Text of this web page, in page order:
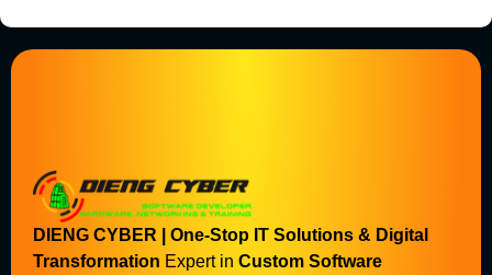
DIENG CYBER | One-Stop IT Solutions & Digital
Transformation Expert in Custom Software